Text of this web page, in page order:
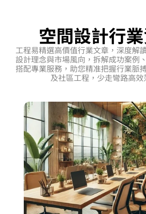
康的關鍵變量。
空間設計行
工程易精選高價值行業文章，深度解
設計理念與市場風向，拆解成功案例
搭配專業服務，助您精准把握行業脈
及社區工程，少走彎路高效